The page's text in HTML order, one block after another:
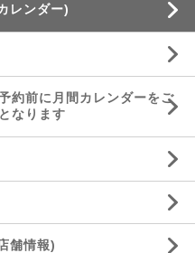
レンダー)
約前に月間カレンダーをご
なります
舗情報)